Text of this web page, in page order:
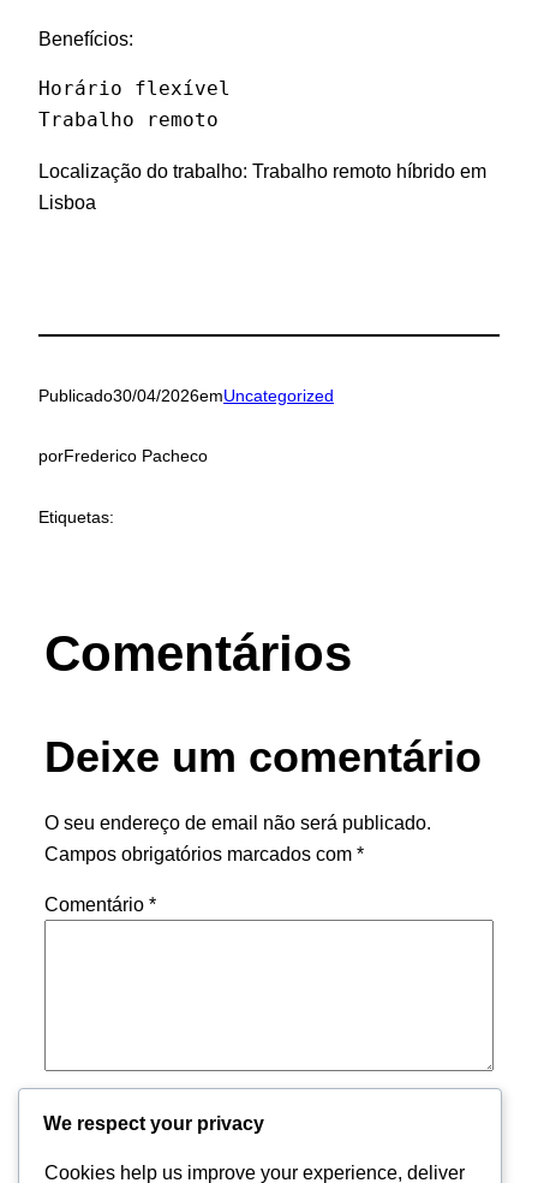
Benefícios:
Horário flexível
Trabalho remoto
Localização do trabalho: Trabalho remoto híbrido em
Lisboa
Publicado30/04/2026emUncategorized
porFrederico Pacheco
Etiquetas:
Comentários
Deixe um comentário
O seu endereço de email não será publicado.
Campos obrigatórios marcados com *
Comentário *
We respect your privacy
Cookies help us improve your experience, deliver